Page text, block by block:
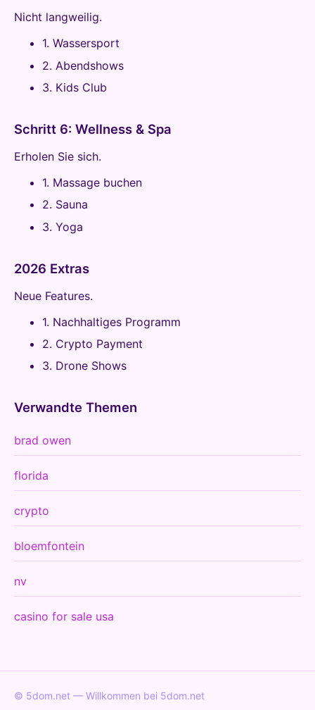
Nicht langweilig.
1. Wassersport
2. Abendshows
3. Kids Club
Schritt 6: Wellness & Spa
Erholen Sie sich.
1. Massage buchen
2. Sauna
3. Yoga
2026 Extras
Neue Features.
1. Nachhaltiges Programm
2. Crypto Payment
3. Drone Shows
Verwandte Themen
brad owen
florida
crypto
bloemfontein
nv
casino for sale usa
© 5dom.net — Willkommen bei 5dom.net